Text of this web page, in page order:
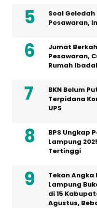
Soal Geledah
Pesawaran,
Jumat
Pesawaran,
Rumah
BKN Belum
Terpidana
UPS
BPS Ungkap
Lampung
Tertinggi
Tekan Angka
Lampung
di 15
Agustus,